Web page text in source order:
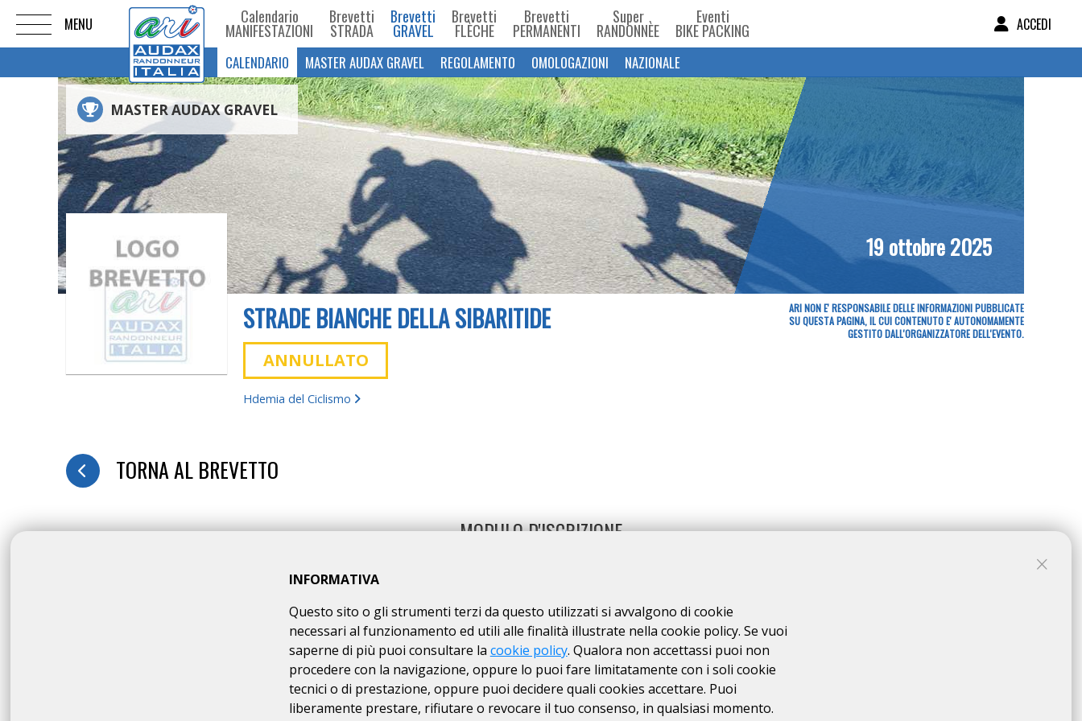
Calendario
MANIFESTAZIONI
Brevetti
STRADA
Brevetti
GRAVEL
Brevetti
FLÈCHE
Brevetti
PERMANENTI
Super
RANDONNÈE
Eventi
BIKE PACKING ACCEDI
CALENDARIO MASTER AUDAX GRAVEL REGOLAMENTO OMOLOGAZIONI NAZIONALE
MASTER AUDAX GRAVEL
19 ottobre 2025
ARI NON E' RESPONSABILE DELLE INFORMAZIONI PUBBLICATE
SU QUESTA PAGINA, IL CUI CONTENUTO E' AUTONOMAMENTE
GESTITO DALL'ORGANIZZATORE DELL'EVENTO.
STRADE BIANCHE DELLA SIBARITIDE
ANNULLATO
Hdemia del Ciclismo
TORNA AL BREVETTO
MODULO D'ISCRIZIONE
MODALITÀ DI ISCRIZIONE
NON si ACCETTANO ciclisti non tesserati
ISTRUZIONI PER ISCRIZIONI ONLINE
INFORMATIVA
Questo sito o gli strumenti terzi da questo utilizzati si avvalgono di cookie
necessari al funzionamento ed utili alle finalità illustrate nella cookie policy. Se vuoi
saperne di più puoi consultare la cookie policy. Qualora non accettassi puoi non
procedere con la navigazione, oppure lo puoi fare limitatamente con i soli cookie
tecnici o di prestazione, oppure puoi decidere quali cookies accettare. Puoi
liberamente prestare, rifiutare o revocare il tuo consenso, in qualsiasi momento.